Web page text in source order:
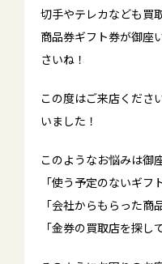
切手やテレカなども買
商品券ギフト券が御座
さいね！
この度はご来店くださ
いました！
このようなお悩みは御
「使う予定のないギフ
「会社からもらった商
「金券の買取店を探し